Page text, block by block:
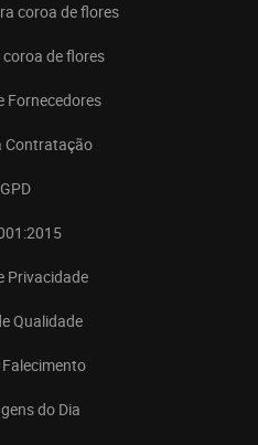
coroa de flores
de flores
Fornecedores
Contratação
Privacidade
Qualidade
do Dia